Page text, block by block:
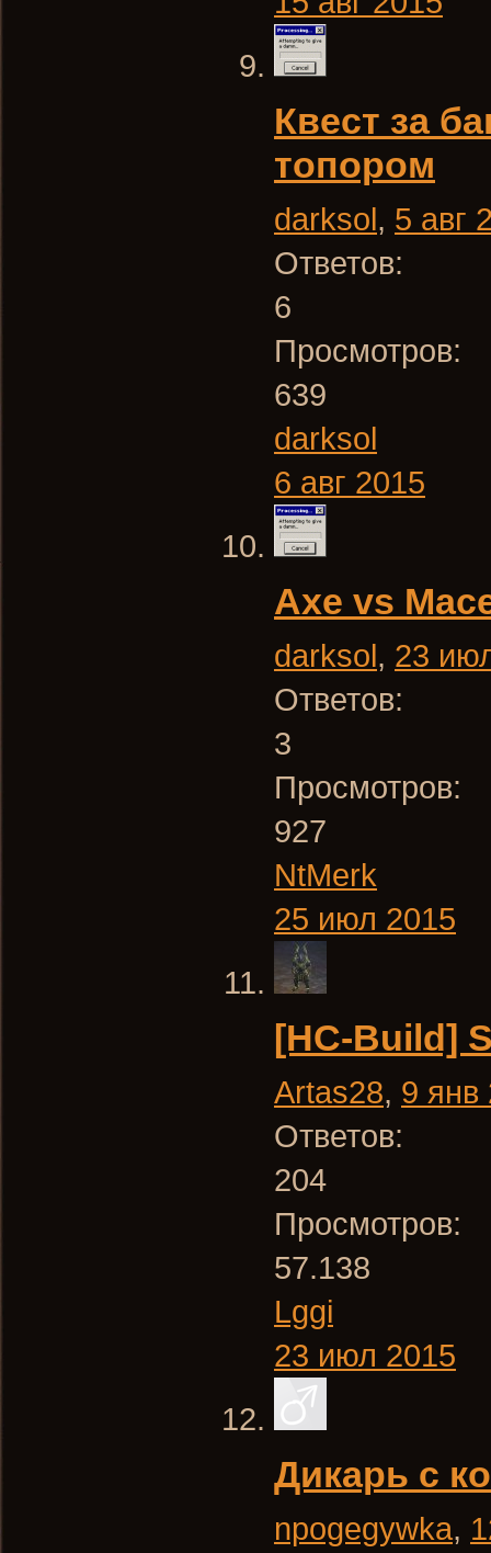
Квест за
топором
darksol, 5 авг
Ответов:
6
Просмотров:
639
darksol
6 авг 2015
Axe vs
darksol, 23
Ответов:
3
Просмотров:
927
NtMerk
25 июл 2015
[HC-Build]
Artas28, 9 янв
Ответов:
204
Просмотров:
57.138
Lggi
23 июл 2015
Дикарь с
npogegywka,